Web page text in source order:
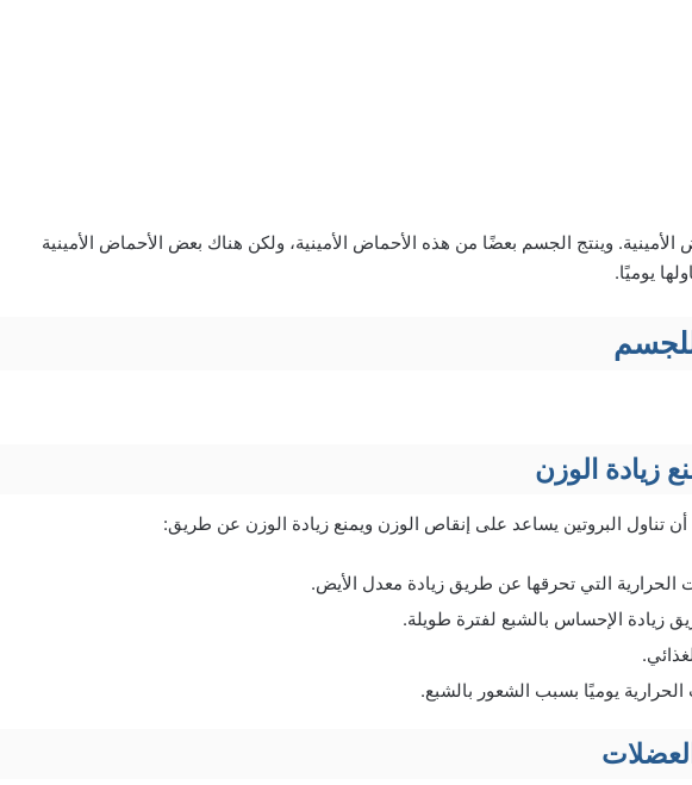
الأمينية. وينتج الجسم بعضًا من هذه الأحماض الأمينية، ولكن هناك بعض الأحماض الأمينية
يوميًا.
للجسم
زيادة الوزن
تناول البروتين يساعد على إنقاص الوزن ويمنع زيادة الوزن عن طريق:
الحرارية التي تحرقها عن طريق زيادة معدل الأيض.
زيادة الإحساس بالشبع لفترة طويلة.
يوميًا بسبب الشعور بالشبع.